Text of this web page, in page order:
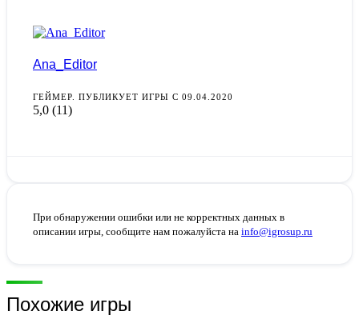
Ana_Editor
ГЕЙМЕР. ПУБЛИКУЕТ ИГРЫ С 09.04.2020
5,0 (11)
При обнаружении ошибки или не корректных данных в
описании игры, сообщите нам пожалуйста на info@igrosup.ru
Похожие игры